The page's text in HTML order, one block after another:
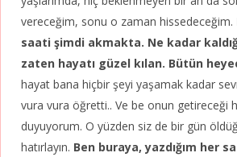
vereceğim, sonu o zaman hissedeceğim.
saati şimdi akmakta. Ne kadar
zaten hayatı güzel kılan. Bütün
hayat bana hiçbir şeyi yaşamak kadar
vura vura öğretti.. Ve be onun getireceği
duyuyorum. O yüzden siz de bir gün
hatırlayın. Ben buraya, yazdığım her